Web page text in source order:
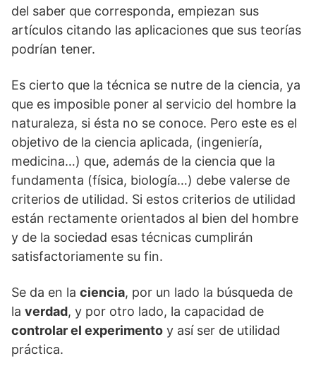
del saber que corresponda, empiezan sus
artículos citando las aplicaciones que sus teorías
podrían tener.
Es cierto que la técnica se nutre de la ciencia, ya
que es imposible poner al servicio del hombre la
naturaleza, si ésta no se conoce. Pero este es el
objetivo de la ciencia aplicada, (ingeniería,
medicina…) que, además de la ciencia que la
fundamenta (física, biología…) debe valerse de
criterios de utilidad. Si estos criterios de utilidad
están rectamente orientados al bien del hombre
y de la sociedad esas técnicas cumplirán
satisfactoriamente su fin.
Se da en la ciencia, por un lado la búsqueda de
la verdad, y por otro lado, la capacidad de
controlar el experimento y así ser de utilidad
práctica.